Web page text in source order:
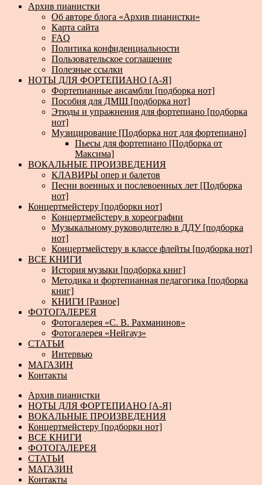
Архив пианистки
Об авторе блога «Архив пианистки»
Карта сайта
FAQ
Политика конфиденциальности
Пользовательское соглашение
Полезные ссылки
НОТЫ ДЛЯ ФОРТЕПИАНО [А-Я]
Фортепианные ансамбли [подборка нот]
Пособия для ДМШ [подборка нот]
Этюды и упражнения для фортепиано [подборка
нот]
Музицирование [Подборка нот для фортепиано]
Пьесы для фортепиано [Подборка от
Максима]
ВОКАЛЬНЫЕ ПРОИЗВЕДЕНИЯ
КЛАВИРЫ опер и балетов
Песни военных и послевоенных лет [Подборка
нот]
Концертмейстеру [подборки нот]
Концертмейстеру в хореографии
Музыкальному руководителю в ДДУ [подборка
нот]
Концертмейстеру в классе флейты [подборка нот]
ВСЕ КНИГИ
История музыки [подборка книг]
Методика и фортепианная педагогика [подборка
книг]
КНИГИ [Разное]
ФОТОГАЛЕРЕЯ
Фотогалерея «С. В. Рахманинов»
Фотогалерея «Нейгауз»
СТАТЬИ
Интервью
МАГАЗИН
Контакты
Архив пианистки
НОТЫ ДЛЯ ФОРТЕПИАНО [А-Я]
ВОКАЛЬНЫЕ ПРОИЗВЕДЕНИЯ
Концертмейстеру [подборки нот]
ВСЕ КНИГИ
ФОТОГАЛЕРЕЯ
СТАТЬИ
МАГАЗИН
Контакты